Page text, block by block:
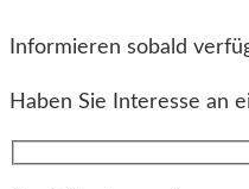
Informieren sobald
Haben Sie Interesse an